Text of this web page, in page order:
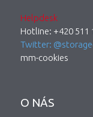
Helpdesk
Hotline: +420 511
Twitter:
mm-cookies
O NÁS